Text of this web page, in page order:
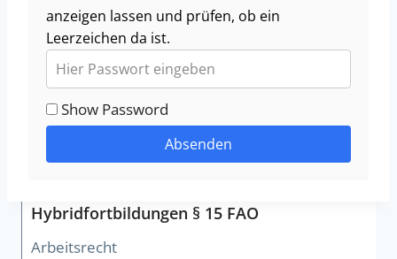
anzeigen lassen und prüfen, ob ein
Leerzeichen da ist.
Show Password
Absenden
Hybridfortbildungen § 15 FAO
Arbeitsrecht